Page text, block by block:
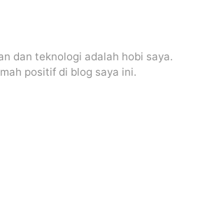
dan teknologi adalah hobi saya.
positif di blog saya ini.